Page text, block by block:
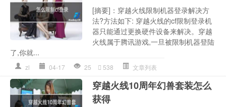
[摘要]：穿越火线限制机器登录解决方
法?方法如下: 穿越火线的cf限制登录机
器只能通过更换硬件设备来解决。穿越
火线属于腾讯游戏,一旦被限制机器登陆
了,你就...
zl 04-17 25 538 文章列表
穿越火线10周年幻兽套装怎么
获得